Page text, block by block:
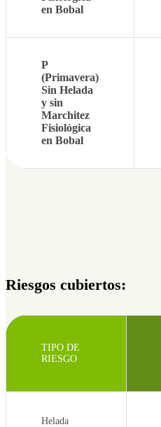
en Bobal
P
(Primavera)
Sin Helada
y sin
Marchitez
Fisiológica
en Bobal
Riesgos cubiertos:
TIPO DE
RIESGO
Helada